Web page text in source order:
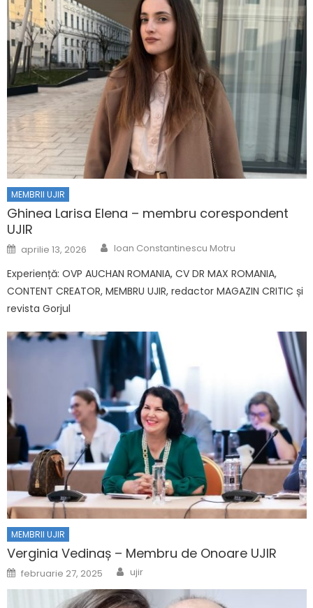
MEMBRII UJIR
Ghinea Larisa Elena – membru corespondent
UJIR
Posted on
aprilie 13, 2026 Author
Ioan Constantinescu Motru
Experiență: OVP AUCHAN ROMANIA, CV DR MAX ROMANIA,
CONTENT CREATOR, MEMBRU UJIR, redactor MAGAZIN CRITIC și
revista Gorjul
MEMBRII UJIR
Verginia Vedinaș – Membru de Onoare UJIR
Posted on
februarie 27, 2025 Author
ujir